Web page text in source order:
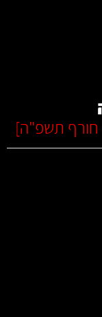
חורף תשפ"ה]